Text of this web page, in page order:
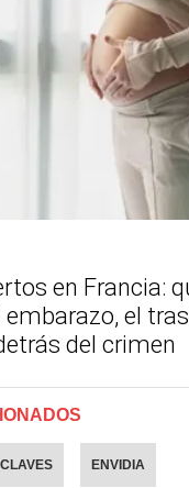
en Francia:
embarazo, el
del crimen
CLAVES ENVIDIA